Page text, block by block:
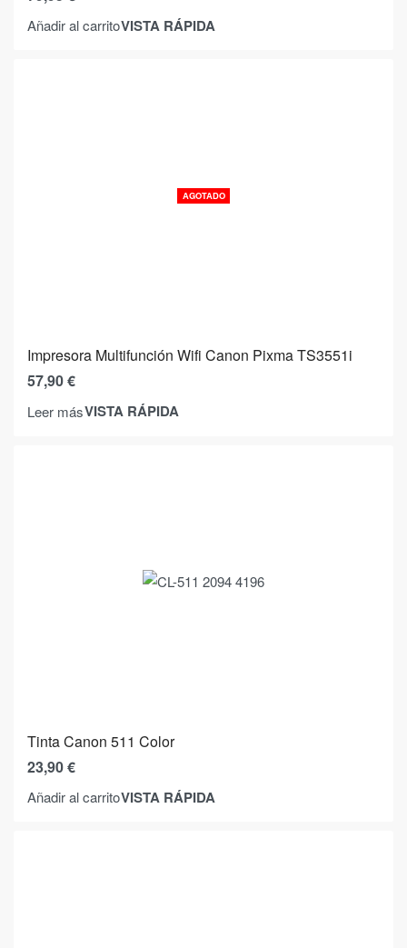
Añadir al carritoVISTA RÁPIDA
AGOTADO
Impresora Multifunción Wifi Canon Pixma TS3551i
57,90€
Leer másVISTA RÁPIDA
Tinta Canon 511 Color
23,90€
Añadir al carritoVISTA RÁPIDA